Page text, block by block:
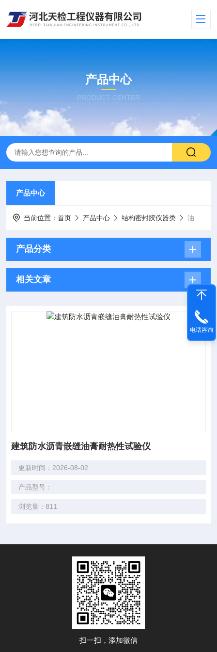
产品中心
PRODUCT CENTER
产品中心
当前位置：首页 产品中心 结构密封胶仪器类 油膏耐热性试验仪
产品分类
相关文章
建筑防水沥青嵌缝油膏耐热性试验仪
更新时间：2026-08-02
产品型号：
浏览量：811
扫一扫，添加微信
电话咨询